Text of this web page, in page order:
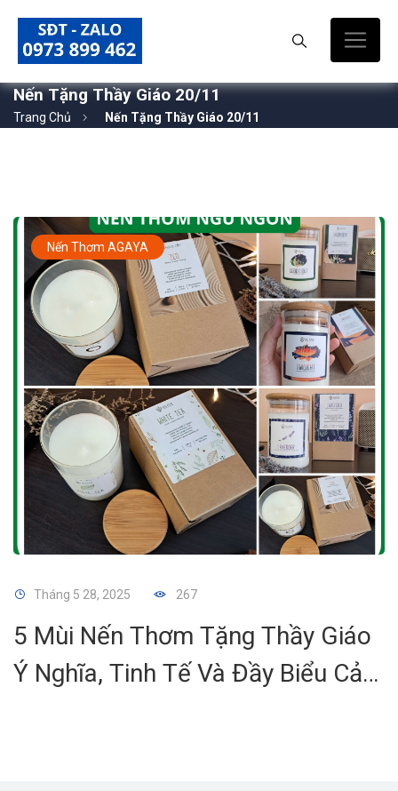
Nến Tặng Thầy Giáo 20/11
Trang Chủ Nến Tặng Thầy Giáo 20/11
Nến Thơm AGAYA
Tháng 5 28, 2025 267
5 Mùi Nến Thơm Tặng Thầy Giáo
Ý Nghĩa, Tinh Tế Và Đầy Biểu Cảm